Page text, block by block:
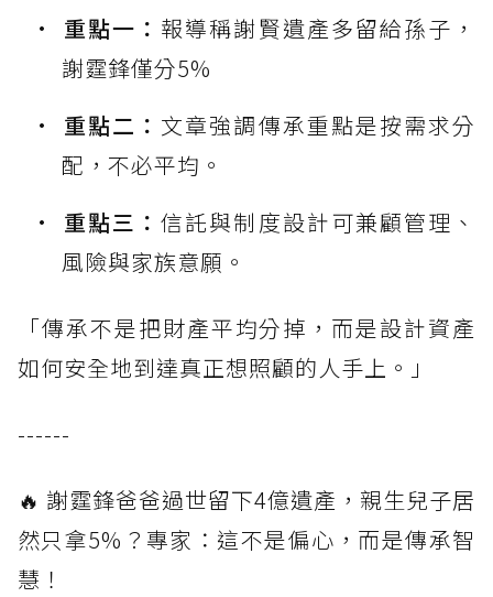
重點一： 報導稱謝賢遺產多留給孫子，
謝霆鋒僅分5%
重點二： 文章強調傳承重點是按需求分
配，不必平均。
重點三：信託與制度設計可兼顧管理、
風險與家族意願。
「傳承不是把財產平均分掉，而是設計資產
如何安全地到達真正想照顧的人手上。」
------
🔥 謝霆鋒爸爸過世留下4億遺產，親生兒子居
然只拿5%？專家：這不是偏心，而是傳承智
慧！